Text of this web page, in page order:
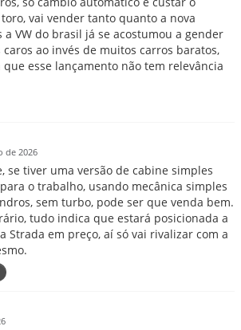
vai vender tanto quanto a nova
a VW do brasil já se acostumou a gender
caros ao invés de muitos carros baratos,
esse lançamento não tem relevância
de 2026
se tiver uma versão de cabine simples
o trabalho, usando mecânica simples
sem turbo, pode ser que venda bem.
tudo indica que estará posicionada a
Strada em preço, aí só vai rivalizar com a